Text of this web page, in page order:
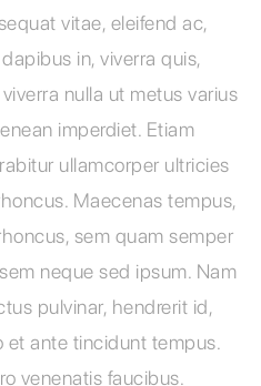
vitae, eleifend ac,
in, viverra quis,
nulla ut metus varius
imperdiet. Etiam
ullamcorper ultricies
Maecenas tempus,
sem quam semper
neque sed ipsum. Nam
pulvinar, hendrerit id,
et ante tincidunt tempus.
venenatis faucibus.